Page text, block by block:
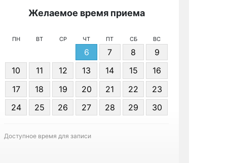
Желаемое время приема
ПН ВТ СР ЧТ ПТ СБ ВС
6 7 8
9
10
11 12 13 14 15
16
17
18 19 20 21 22
23
24
25 26 27 28 29 30
Доступное время для записи